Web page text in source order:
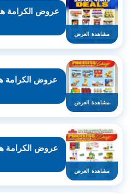
مشاهدة العرض
مشاهدة العرض
مشاهدة العرض